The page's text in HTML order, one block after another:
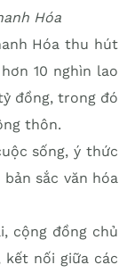
Hóa
Hóa thu hút
10 nghìn lao
đồng, trong đó
thôn.
sống, ý thức
sắc văn hóa
cộng đồng chủ
nối giữa các